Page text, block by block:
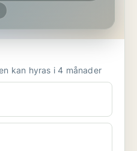
i Flen Bostaden kan hyras i 4 månader